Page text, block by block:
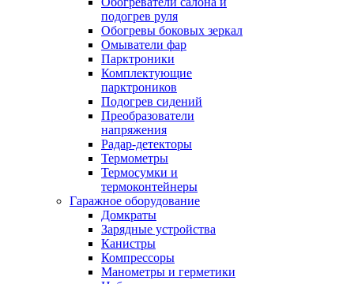
подогрев руля
Обогревы боковых зеркал
Омыватели фар
Парктроники
Комплектующие
парктроников
Подогрев сидений
Преобразователи
напряжения
Радар-детекторы
Термометры
Термосумки и
термоконтейнеры
Гаражное оборудование
Домкраты
Зарядные устройства
Канистры
Компрессоры
Манометры и герметики